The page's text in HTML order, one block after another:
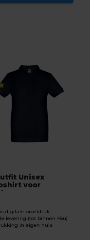
Unisex
voor
...
digitale proefdruk
levering (tot binnen 48u)
in eigen huis